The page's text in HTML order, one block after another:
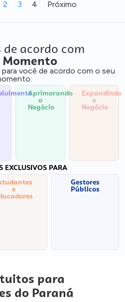
2 3 4 Próximo
de acordo com
Momento
você de acordo com o seu
Aprimorando
o
Negócio
Expandindo
o
Negócio
EXCLUSIVOS PARA
e
Gestores
Públicos
para
do Paraná